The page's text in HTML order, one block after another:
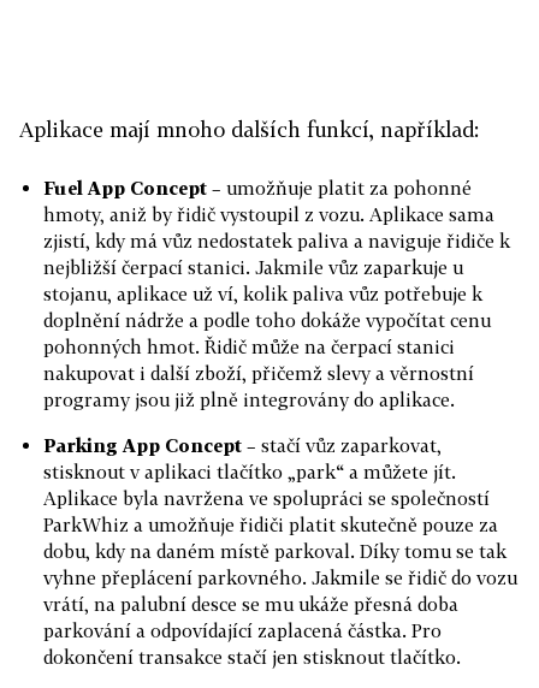
Aplikace mají mnoho dalších funkcí, například:
Fuel App Concept – umožňuje platit za pohonné
hmoty, aniž by řidič vystoupil z vozu. Aplikace sama
zjistí, kdy má vůz nedostatek paliva a naviguje řidiče k
nejbližší čerpací stanici. Jakmile vůz zaparkuje u
stojanu, aplikace už ví, kolik paliva vůz potřebuje k
doplnění nádrže a podle toho dokáže vypočítat cenu
pohonných hmot. Řidič může na čerpací stanici
nakupovat i další zboží, přičemž slevy a věrnostní
programy jsou již plně integrovány do aplikace.
Parking App Concept – stačí vůz zaparkovat,
stisknout v aplikaci tlačítko „park“ a můžete jít.
Aplikace byla navržena ve spolupráci se společností
ParkWhiz a umožňuje řidiči platit skutečně pouze za
dobu, kdy na daném místě parkoval. Díky tomu se tak
vyhne přeplácení parkovného. Jakmile se řidič do vozu
vrátí, na palubní desce se mu ukáže přesná doba
parkování a odpovídající zaplacená částka. Pro
dokončení transakce stačí jen stisknout tlačítko.